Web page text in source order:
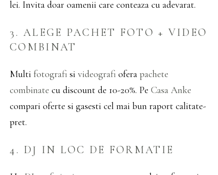
lei. Invita doar oamenii care conteaza cu adevarat.
3. ALEGE PACHET FOTO + VIDEO
COMBINAT
Multi fotografi si videografi ofera pachete
combinate cu discount de 10-20%. Pe Casa Anke
compari oferte si gasesti cel mai bun raport calitate-
pret.
4. DJ IN LOC DE FORMATIE